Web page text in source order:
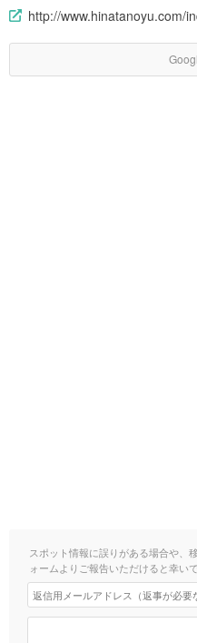
http://www.hinatanoyu.com/
スポット情報に誤りがある場合や、
ォームよりご報告いただけると幸いで